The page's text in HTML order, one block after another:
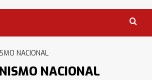
NACIONAL
NACIONAL